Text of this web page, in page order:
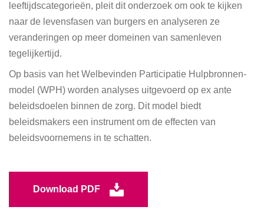
leeftijdscategorieën, pleit dit onderzoek om ook te kijken
naar de levensfasen van burgers en analyseren ze
veranderingen op meer domeinen van samenleven
tegelijkertijd.
Op basis van het Welbevinden Participatie Hulpbronnen-
model (WPH) worden analyses uitgevoerd op ex ante
beleidsdoelen binnen de zorg. Dit model biedt
beleidsmakers een instrument om de effecten van
beleidsvoornemens in te schatten.
Download PDF